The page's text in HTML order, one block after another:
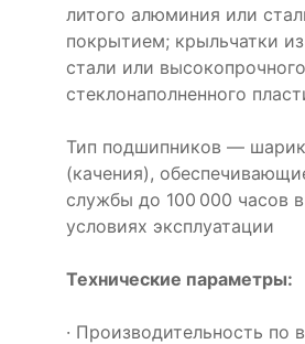
литого алюминия или
покрытием; крыльчатки
стали или высокопрочного
стеклонаполненного
Тип подшипников —
(качения),
службы до 100 000 часов
условиях эксплуатации
Технические параметры:
· Производительность по